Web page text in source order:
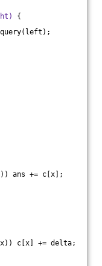
{
query(left);
ans += c[x];
c[x] += delta;